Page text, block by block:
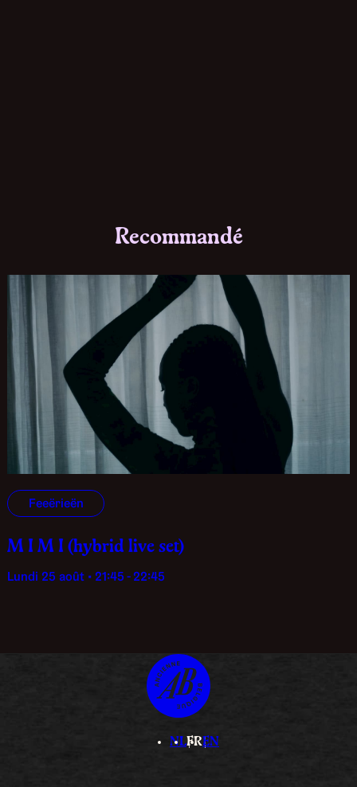
Recommandé
Feeërieën
M I M I (hybrid live set)
lundi 25 août • 21:45 - 22:45
NLFREN